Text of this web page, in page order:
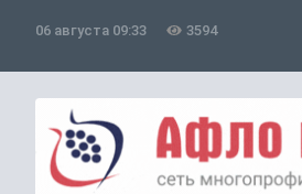
06 августа 09:33 3594